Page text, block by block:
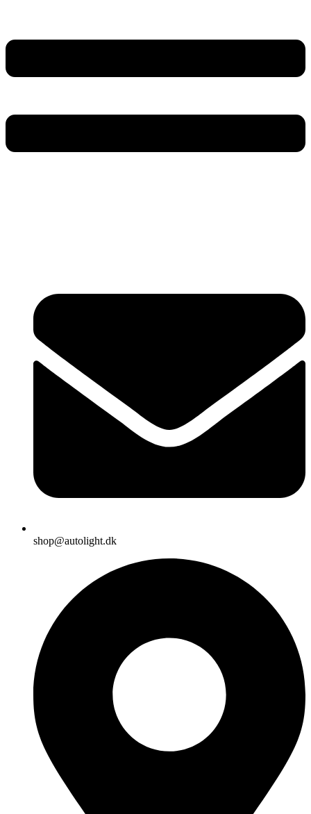
shop@autolight.dk